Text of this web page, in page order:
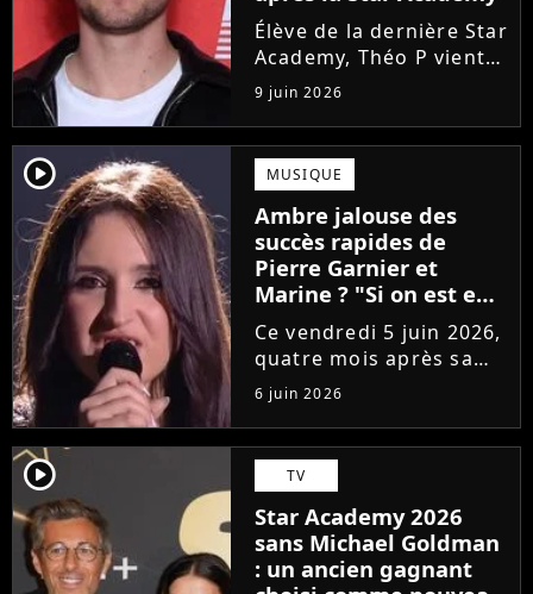
Élève de la dernière Star
Academy, Théo P vient
de sortir son premier
single Garçon solide. En
interview, l'ancien
candidat se livre à
coeur ouvert sur
l'avenir incertain dans
le milieu...
9 juin 2026
player2 MUSIQUE
Ambre jalouse des
succès rapides de
Pierre Garnier et
Marine ? "Si on est en
compétition..."
Ce vendredi 5 juin 2026,
quatre mois après sa
victoire à la Star
Academy, Ambre a
dévoilé J'me demande,
son premier single. Une
chanson arrivée
tardivement vis-à-vis
des carrières...
6 juin 2026
player2 TV
Star Academy 2026
sans Michael Goldman
: un ancien gagnant